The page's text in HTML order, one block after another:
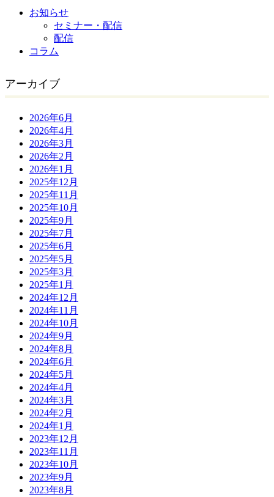
お知らせ
セミナー・配信
配信
コラム
アーカイブ
2026年6月
2026年4月
2026年3月
2026年2月
2026年1月
2025年12月
2025年11月
2025年10月
2025年9月
2025年7月
2025年6月
2025年5月
2025年3月
2025年1月
2024年12月
2024年11月
2024年10月
2024年9月
2024年8月
2024年6月
2024年5月
2024年4月
2024年3月
2024年2月
2024年1月
2023年12月
2023年11月
2023年10月
2023年9月
2023年8月